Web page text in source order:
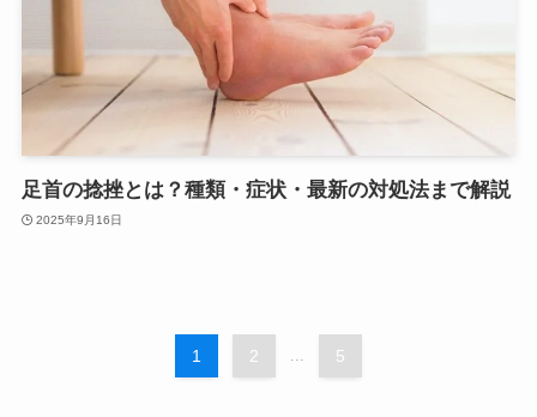
足首の捻挫とは？種類・症状・最新の対処法まで解説
2025年9月16日
1 2 ... 5